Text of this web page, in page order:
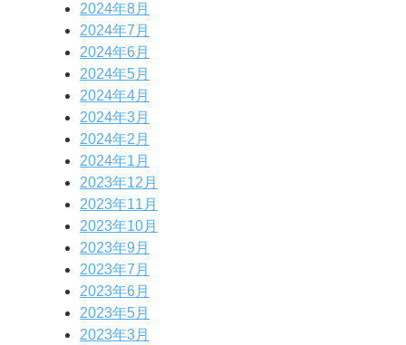
2024年8月
2024年7月
2024年6月
2024年5月
2024年4月
2024年3月
2024年2月
2024年1月
2023年12月
2023年11月
2023年10月
2023年9月
2023年7月
2023年6月
2023年5月
2023年3月